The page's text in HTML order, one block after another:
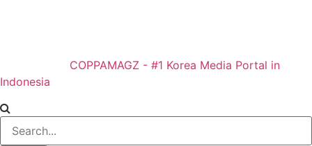
COPPAMAGZ - #1 Korea Media Portal in
Indonesia